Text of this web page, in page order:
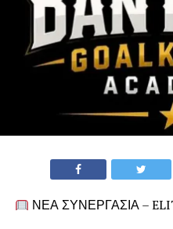
ΝΕΑ ΣΥΝΕΡΓΑΣΙΑ –